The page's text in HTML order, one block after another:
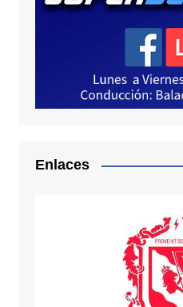
Enlaces